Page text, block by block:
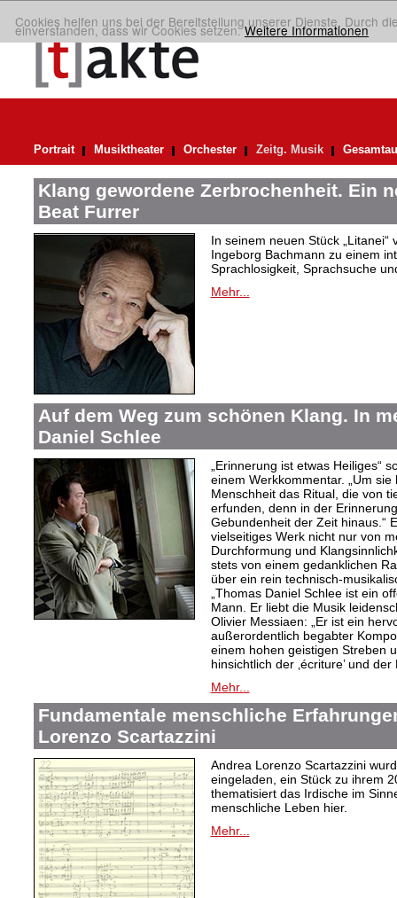
Cookies helfen uns bei der Bereitstellung unserer Dienste. Durch
einverstanden, dass wir Cookies setzen.Weitere Informationen
Portrait Musiktheater Orchester Zeitg. Musik
Klang gewordene Zerbrochenheit. Ein
Beat Furrer
In seinem neuen Stück
Ingeborg Bachmann zu einem
Sprachlosigkeit, Sprachsuche
Mehr...
Auf dem Weg zum schönen Klang. In
Daniel Schlee
„Erinnerung ist etwas Heiliges“
einem Werkkommentar. „Um
Menschheit das Ritual, die von
erfunden, denn in der
Gebundenheit der Zeit hinaus.“
vielseitiges Werk nicht nur von
Durchformung und
stets von einem gedanklichen
über ein rein technisch-
„Thomas Daniel Schlee ist ein
Mann. Er liebt die Musik
Olivier Messiaen: „Er ist ein
außerordentlich begabter
einem hohen geistigen Streben
hinsichtlich der ‚écriture’ und der
Mehr...
Fundamentale menschliche
Lorenzo Scartazzini
Andrea Lorenzo Scartazzini
eingeladen, ein Stück zu ihrem
thematisiert das Irdische im
menschliche Leben hier.
Mehr...